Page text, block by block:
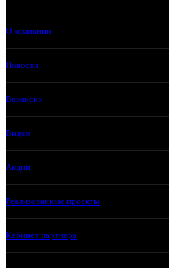
О компании
Новости
Вакансии
Видео
Акции
Реализованные проекты
Кабинет партнера